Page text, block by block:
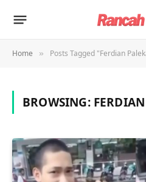
Home » Posts Tagged "Ferdian
BROWSING: